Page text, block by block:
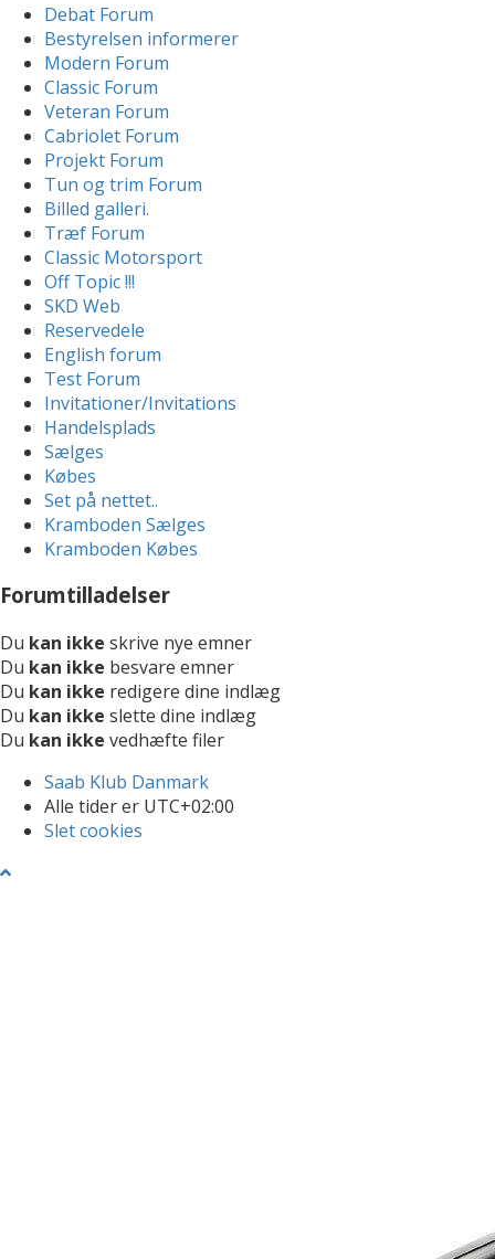
Debat Forum
Bestyrelsen informerer
Modern Forum
Classic Forum
Veteran Forum
Cabriolet Forum
Projekt Forum
Tun og trim Forum
Billed galleri.
Træf Forum
Classic Motorsport
Off Topic !!!
SKD Web
Reservedele
English forum
Test Forum
Invitationer/Invitations
Handelsplads
Sælges
Købes
Set på nettet..
Kramboden Sælges
Kramboden Købes
Forumtilladelser
Du kan ikke skrive nye emner
Du kan ikke besvare emner
Du kan ikke redigere dine indlæg
Du kan ikke slette dine indlæg
Du kan ikke vedhæfte filer
Saab Klub Danmark
Alle tider er UTC+02:00
Slet cookies